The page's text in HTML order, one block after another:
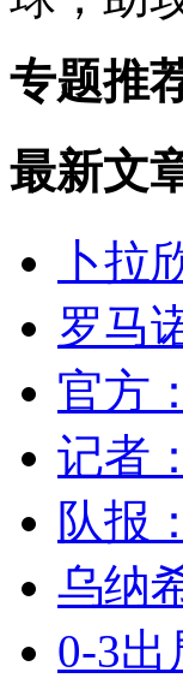
专题推
最新文
卜拉
罗马
官方
记者
队报
乌纳
0-3